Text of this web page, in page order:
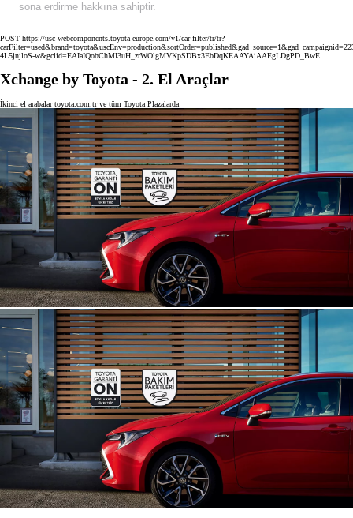
sona erdirme hakkına sahiptir.
POST https://usc-webcomponents.toyota-europe.com/v1/car-filter/tr/tr?
4L5jnjloS-w&gclid=EAIaIQobChMI3uH_zrWOlgMVKpSDBx3EbDqKEAAYAiAAEgLDgPD_BwE
Xchange by Toyota - 2. El Araçlar
İkinci el arabalar toyota.com.tr ve tüm Toyota Plazalarda